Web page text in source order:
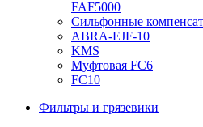
FAF5000
Сильфонные
ABRA-EJF-10
KMS
Муфтовая FC6
FC10
Фильтры и грязевики